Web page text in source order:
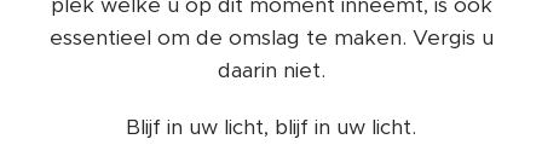
essentieel om de omslag te maken. Vergis u
daarin niet.
Blijf in uw licht, blijf in uw licht.